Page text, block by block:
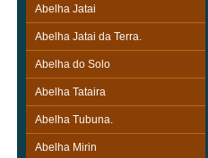
Abelha Jatai
Abelha Jatai da Terra.
Abelha do Solo
Abelha Tataira
Abelha Tubuna.
Abelha Mirin